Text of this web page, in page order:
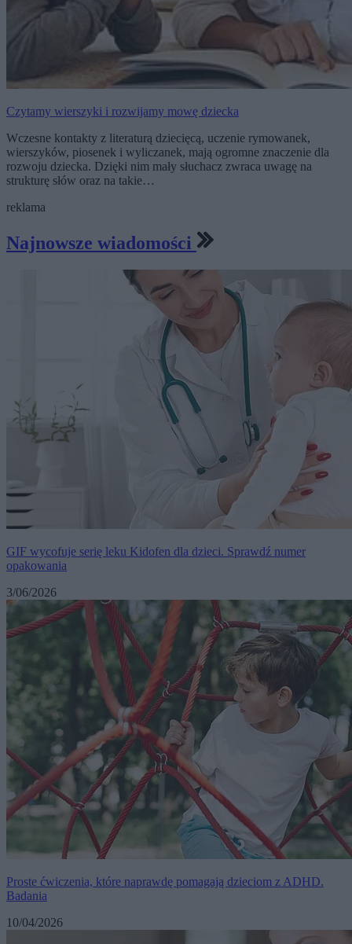
Czytamy wierszyki i rozwijamy mowę dziecka
Wczesne kontakty z literaturą dziecięcą, uczenie rymowanek,
wierszyków, piosenek i wyliczanek, mają ogromne znaczenie dla
rozwoju dziecka. Dzięki nim mały słuchacz zwraca uwagę na
strukturę słów oraz na takie…
reklama
Najnowsze wiadomości
GIF wycofuje serię leku Kidofen dla dzieci. Sprawdź numer
opakowania
3/06/2026
Proste ćwiczenia, które naprawdę pomagają dzieciom z ADHD.
Badania
10/04/2026